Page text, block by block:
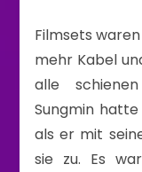
Filmsets
mehr Kabel
alle
Sungmin
als er mit
sie zu. Es